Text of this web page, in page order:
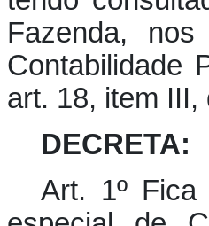
Fazenda,
Contabilidade
art. 18, item
DECRETA:
Art. 1º Fica